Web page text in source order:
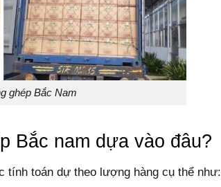
ghép Bắc Nam
Bắc nam dựa vào đâu?
tính toán dự theo lượng hàng cụ thể như: